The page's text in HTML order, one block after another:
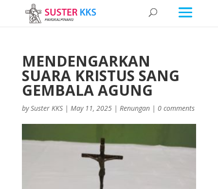
MENDENGARKAN
SUARA KRISTUS SANG
GEMBALA AGUNG
bySuster KKS| May 11, 2025| Renungan| 0 comments